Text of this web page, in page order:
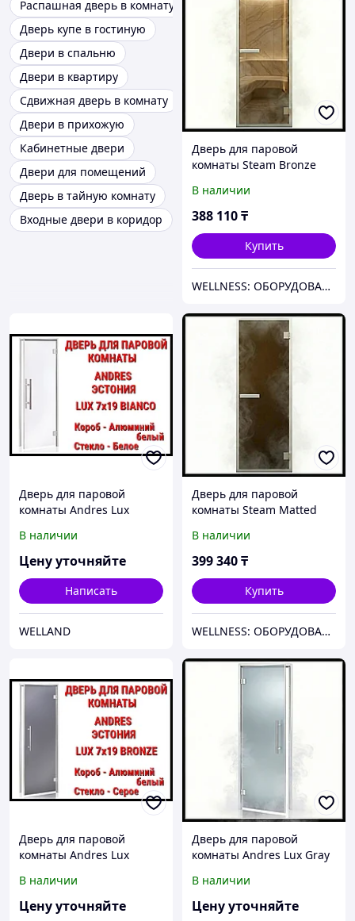
Распашная дверь в комнату
Дверь купе в гостиную
Двери в спальню
Двери в квартиру
Сдвижная дверь в комнату
Двери в прихожую
Кабинетные двери
Двери для помещений
Дверь в тайную комнату
Входные двери в коридор
Дверь для паровой
комнаты Steam Bronze
стекло - бронза, с
порогом)
В наличии
388 110₸
Купить
WELLNESS: ОБОРУДОВАНИЕ, МАТЕРИАЛЫ И СНАБЖЕНИЕ ДЛЯ БАССЕЙНОВ, САУН, БАНЬ, ХАМАМОВ И ПАРОВЫХ КОМНАТ
Дверь для паровой
комнаты Andres Lux
В наличии
Цену уточняйте
Написать
WELLAND
Дверь для паровой
комнаты Steam Matted
стекло - матовое, с
порогом)
В наличии
399 340₸
Купить
WELLNESS: ОБОРУДОВАНИЕ, МАТЕРИАЛЫ И СНАБЖЕНИЕ ДЛЯ БАССЕЙНОВ, САУН, БАНЬ, ХАМАМОВ И ПАРОВЫХ КОМНАТ
Дверь для паровой
комнаты Andres Lux
В наличии
Цену уточняйте
Дверь для паровой
комнаты Andres Lux Gray
стекло - серое, без
порога)
В наличии
Цену уточняйте